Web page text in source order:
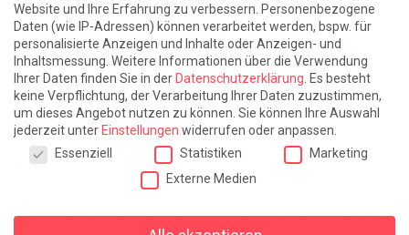
Fast am Ziel Frühling in Florenz In der Blase
Leben lernen / Ein Versuch Trinken. Träumen. Trösten.
Triple-Edinburgher mit Ketchup WACHS!
Winterreise (mit Sommern)
Alles sonst
Denkabfall Gereimtes und Ungereimtes Geschichte
Website und Ihre Erfahrung zu verbessern. Personenbezogene
Daten (wie IP-Adressen) können verarbeitet werden, bspw. für
personalisierte Anzeigen und Inhalte oder Anzeigen- und
Inhaltsmessung. Weitere Informationen über die Verwendung
Ihrer Daten finden Sie in der Datenschutzerklärung Es besteht
keine Verpflichtung, der Verarbeitung Ihrer Daten zuzustimmen,
um dieses Angebot nutzen zu können. Sie können Ihre Auswahl
jederzeit unter Einstellungen widerrufen oder anpassen.
Datenschutzeinstellungen
Essenziell Statistiken
Marketing
Externe Medien